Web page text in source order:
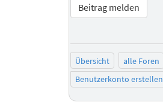
Beitrag melden
Übersicht alle Foren
Benutzerkonto erstellen